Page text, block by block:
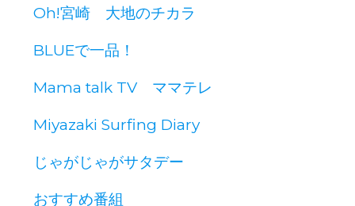
Oh!宮崎 大地のチカラ
BLUEで一品！
Mama talk TV ママテレ
Miyazaki Surfing Diary
じゃがじゃがサタデー
おすすめ番組